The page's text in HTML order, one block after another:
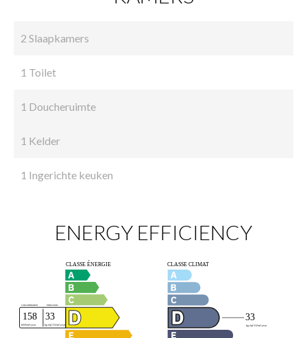
2 Slaapkamers
1 Toilet
1 Doucheruimte
1 Kelder
1 Ingerichte keuken
ENERGY EFFICIENCY